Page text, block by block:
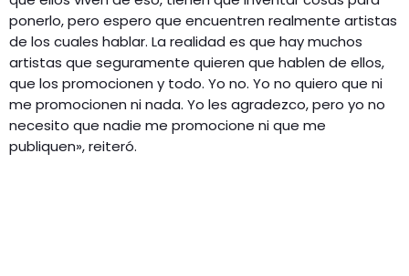
ponerlo, pero espero que encuentren realmente artistas
de los cuales hablar. La realidad es que hay muchos
artistas que seguramente quieren que hablen de ellos,
que los promocionen y todo. Yo no. Yo no quiero que ni
me promocionen ni nada. Yo les agradezco, pero yo no
necesito que nadie me promocione ni que me
publiquen», reiteró.